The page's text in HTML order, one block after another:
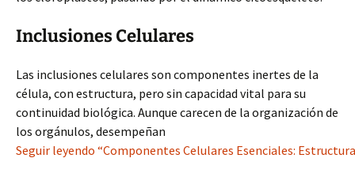
Inclusiones Celulares
Las inclusiones celulares son componentes inertes de la
célula, con estructura, pero sin capacidad vital para su
continuidad biológica. Aunque carecen de la organización de
los orgánulos, desempeñan
Seguir leyendo “Componentes Celulares Esenciales: